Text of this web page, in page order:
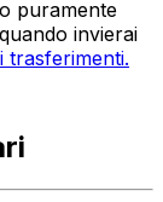
puramente
invierai
trasferimenti.